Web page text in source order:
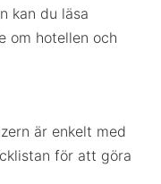
kan du läsa
om hotellen och
är enkelt med
för att göra